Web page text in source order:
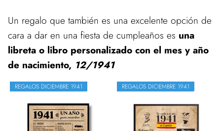
Un regalo que también es una excelente opción de
cara a dar en una fiesta de cumpleaños es una
libreta o libro personalizado con el mes y año
de nacimiento, 12/1941
REGALOS DICIEMBRE 1941 REGALOS DICIEMBRE 1941